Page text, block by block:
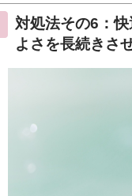
対処法その6：
よさを長続きさ